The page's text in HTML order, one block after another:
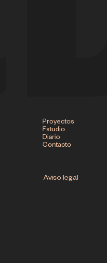
Proyectos
Estudio
Diario
Contacto
Aviso legal